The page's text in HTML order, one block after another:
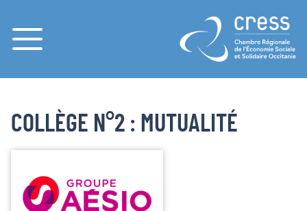
Menu
COLLÈGE N°2 : MUTUALITÉ